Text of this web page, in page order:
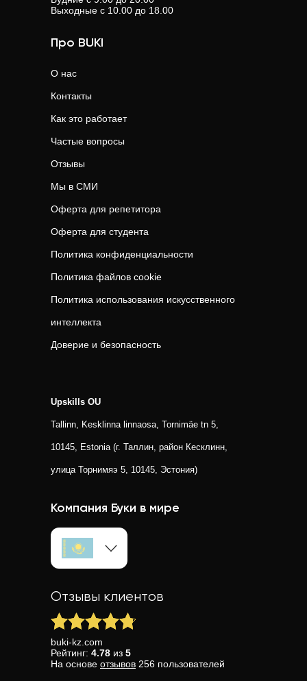
Выходные с 10.00 до 18.00
Про BUKI
О нас
Контакты
Как это работает
Частые вопросы
Отзывы
Мы в СМИ
Оферта для репетитора
Оферта для студента
Политика конфиденциальности
Политика файлов cookie
Политика использования искусственного
интеллекта
Доверие и безопасность
Upskills OU
Tallinn, Kesklinna linnaosa, Tornimäe tn 5,
10145, Estonia (г. Таллин, район Кесклинн,
улица Торнимяэ 5, 10145, Эстония)
Компания Буки в мире
Отзывы клиентов
buki-kz.com
Рейтинг: 4.78 из 5
На основе отзывов 256 пользователей